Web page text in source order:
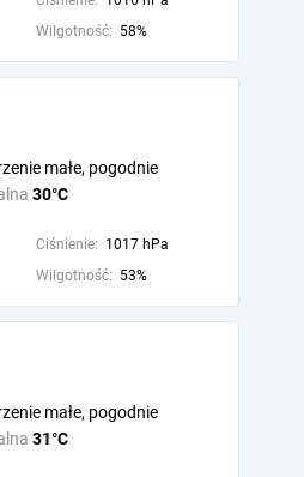
Wilgotność: 58%
30°C
małe, pogodnie
Ciśnienie: 1017 hPa
Wilgotność: 53%
31°C
małe, pogodnie